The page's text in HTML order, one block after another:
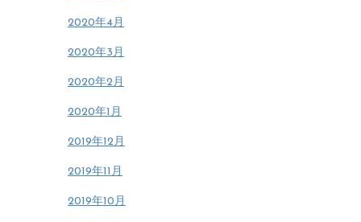
2020年4月
2020年3月
2020年2月
2020年1月
2019年12月
2019年11月
2019年10月